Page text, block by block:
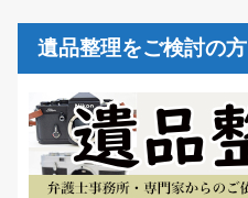
遺品整理をご検討の方